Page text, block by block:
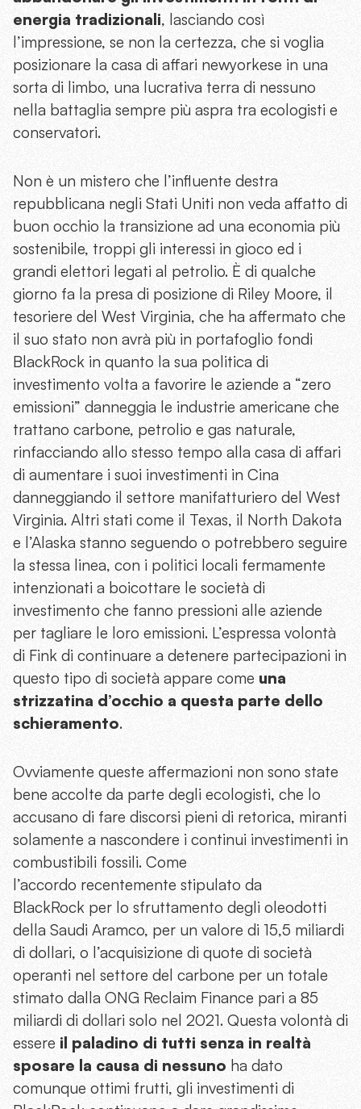
energia tradizionali, lasciando così
l’impressione, se non la certezza, che si voglia
posizionare la casa di affari newyorkese in una
sorta di limbo, una lucrativa terra di nessuno
nella battaglia sempre più aspra tra ecologisti e
conservatori.
Non è un mistero che l’influente destra
repubblicana negli Stati Uniti non veda affatto di
buon occhio la transizione ad una economia più
sostenibile, troppi gli interessi in gioco ed i
grandi elettori legati al petrolio. È di qualche
giorno fa la presa di posizione di Riley Moore, il
tesoriere del West Virginia, che ha affermato che
il suo stato non avrà più in portafoglio fondi
BlackRock in quanto la sua politica di
investimento volta a favorire le aziende a “zero
emissioni” danneggia le industrie americane che
trattano carbone, petrolio e gas naturale,
rinfacciando allo stesso tempo alla casa di affari
di aumentare i suoi investimenti in Cina
danneggiando il settore manifatturiero del West
Virginia. Altri stati come il Texas, il North Dakota
e l’Alaska stanno seguendo o potrebbero seguire
la stessa linea, con i politici locali fermamente
intenzionati a boicottare le società di
investimento che fanno pressioni alle aziende
per tagliare le loro emissioni. L’espressa volontà
di Fink di continuare a detenere partecipazioni in
questo tipo di società appare come una
strizzatina d’occhio a questa parte dello
schieramento.
Ovviamente queste affermazioni non sono state
bene accolte da parte degli ecologisti, che lo
accusano di fare discorsi pieni di retorica, miranti
solamente a nascondere i continui investimenti in
combustibili fossili. Come
l’accordo recentemente stipulato da
BlackRock per lo sfruttamento degli oleodotti
della Saudi Aramco, per un valore di 15,5 miliardi
di dollari, o l’acquisizione di quote di società
operanti nel settore del carbone per un totale
stimato dalla ONG Reclaim Finance pari a 85
miliardi di dollari solo nel 2021. Questa volontà di
essere il paladino di tutti senza in realtà
sposare la causa di nessuno ha dato
comunque ottimi frutti, gli investimenti di